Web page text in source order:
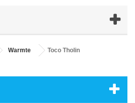
Warmte Toco Tholin